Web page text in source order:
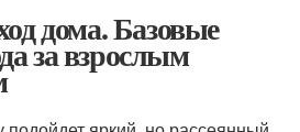
дома. Базовые
за взрослым